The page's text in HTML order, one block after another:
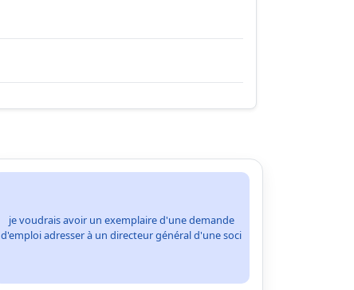
je voudrais avoir un exemplaire d'une demande
d'emploi adresser à un directeur général d'une soci